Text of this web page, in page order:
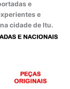
e
e
cidade de Itu.